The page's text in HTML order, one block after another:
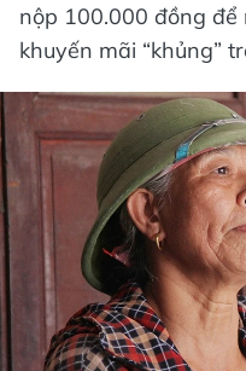
nộp 100.000 đồng
khuyến mãi “khủng”